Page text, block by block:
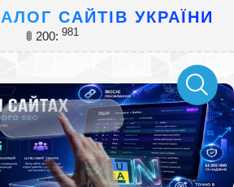
САЙТІВ УКРАЇНИ
🚦 200: 981